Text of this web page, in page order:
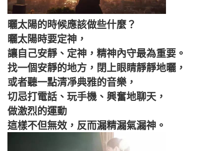
曬太陽的時候應該做些什麼？
曬太陽時要定神，
讓自己安靜、定神，精神內守最為重要。
找一個安靜的地方，閉上眼睛靜靜地曬，
或者聽一點清凈典雅的音樂，
切忌打電話、玩手機、興奮地聊天，
做激烈的運動
這樣不但無效，反而漏精漏氣漏神。